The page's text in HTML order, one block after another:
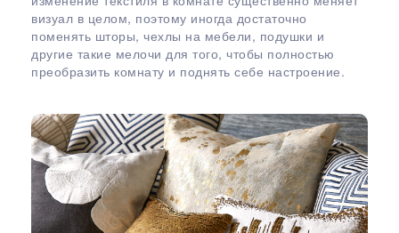
визуал в целом, поэтому иногда достаточно
поменять шторы, чехлы на мебели, подушки и
другие такие мелочи для того, чтобы полностью
преобразить комнату и поднять себе настроение.